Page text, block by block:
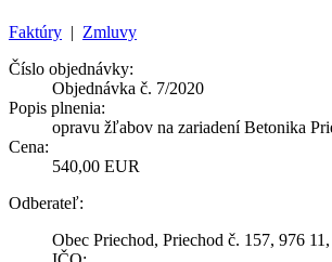
Faktúry | Zmluvy
Číslo objednávky:
Objednávka č. 7/2020
Popis plnenia:
opravu žľabov na zariadení Betonika
Cena:
540,00 EUR
Odberateľ:
Obec Priechod, Priechod č. 157, 976